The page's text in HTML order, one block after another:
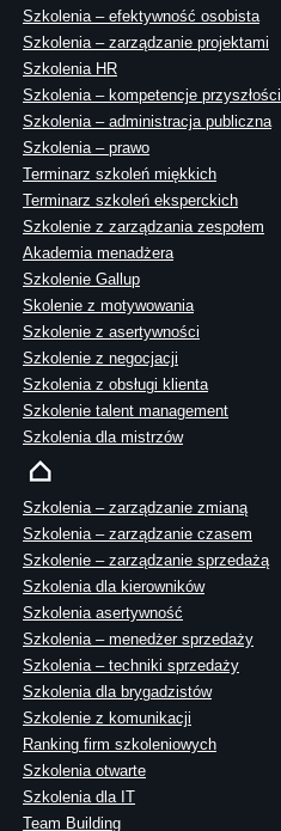
Szkolenia – efektywność osobista
Szkolenia – zarządzanie projektami
Szkolenia HR
Szkolenia – kompetencje przyszłości
Szkolenia – administracja publiczna
Szkolenia – prawo
Terminarz szkoleń miękkich
Terminarz szkoleń eksperckich
Szkolenie z zarządzania zespołem
Akademia menadżera
Szkolenie Gallup
Skolenie z motywowania
Szkolenie z asertywności
Szkolenie z negocjacji
Szkolenia z obsługi klienta
Szkolenie talent management
Szkolenia dla mistrzów
Szkolenia – zarządzanie zmianą
Szkolenia – zarządzanie czasem
Szkolenie – zarządzanie sprzedażą
Szkolenia dla kierowników
Szkolenia asertywność
Szkolenia – menedżer sprzedaży
Szkolenia – techniki sprzedaży
Szkolenia dla brygadzistów
Szkolenie z komunikacji
Ranking firm szkoleniowych
Szkolenia otwarte
Szkolenia dla IT
Team Building